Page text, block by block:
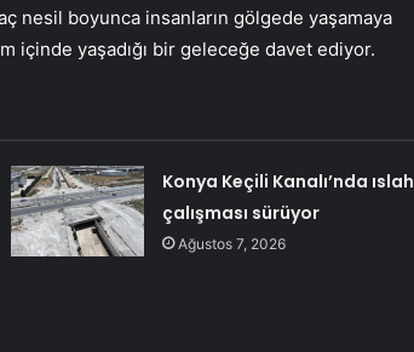
nesil boyunca insanların gölgede yaşamaya
içinde yaşadığı bir geleceğe davet ediyor.
Konya Keçili Kanalı’nda ıslah
çalışması sürüyor
Ağustos 7, 2026